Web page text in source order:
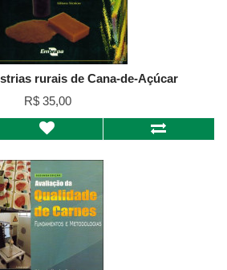
rurais de Cana-de-Açúcar
R$ 35,00